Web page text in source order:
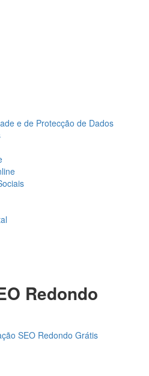
e de Protecção de Dados
Redondo
SEO Redondo Grátis